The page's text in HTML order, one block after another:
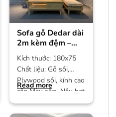
Sofa gỗ Dedar dài
2m kèm đệm –
SF01
Kích thước: 180x75
Chất liệu: Gỗ sồi,
Plywood sồi, kính cao
cấp Màu sắc: Nâu hạt
dẻ Bảo hành: 12
Read more